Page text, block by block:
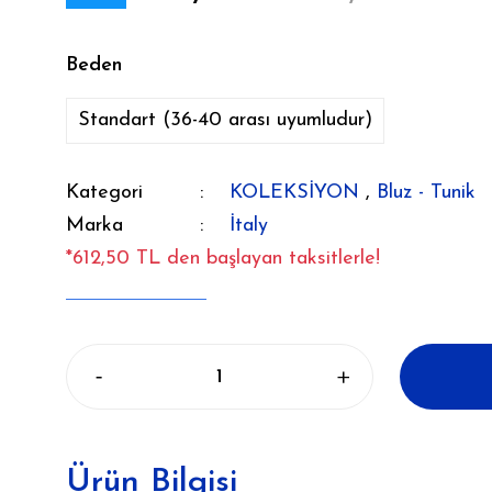
Beden
Standart (36-40 arası uyumludur)
Kategori KOLEKSİYON , Bluz - Tunik
Marka
İtaly
*612,50 TL den başlayan taksitlerle!
Ürün Bilgisi